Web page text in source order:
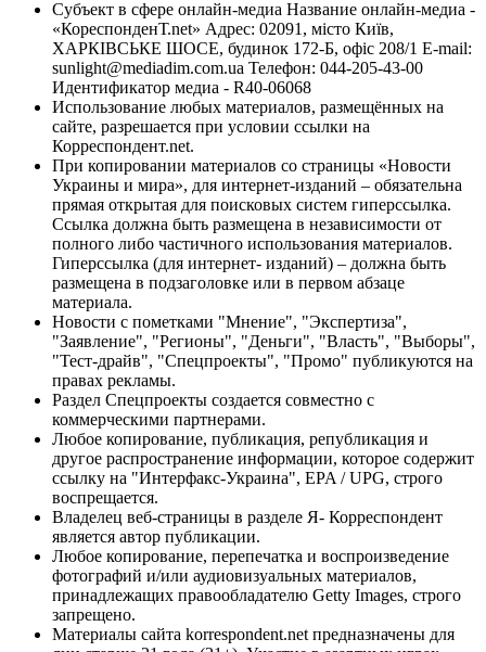
Субъект в сфере онлайн-медиа Название онлайн-медиа -
«КореспонденТ.net» Адрес: 02091, місто Київ,
ХАРКІВСЬКЕ ШОСЕ, будинок 172-Б, офіс 208/1 E-mail:
sunlight@mediadim.com.ua Телефон: 044-205-43-00
Идентификатор медиа - R40-06068
Использование любых материалов, размещённых на
сайте, разрешается при условии ссылки на
Корреспондент.net.
При копировании материалов со страницы «Новости
Украины и мира», для интернет-изданий – обязательна
прямая открытая для поисковых систем гиперссылка.
Ссылка должна быть размещена в независимости от
полного либо частичного использования материалов.
Гиперссылка (для интернет- изданий) – должна быть
размещена в подзаголовке или в первом абзаце
материала.
Новости с пометками "Мнение", "Экспертиза",
"Заявление", "Регионы", "Деньги", "Власть", "Выборы",
"Тест-драйв", "Спецпроекты", "Промо" публикуются на
правах рекламы.
Раздел Спецпроекты создается совместно с
коммерческими партнерами.
Любое копирование, публикация, републикация и
другое распространение информации, которое содержит
ссылку на "Интерфакс-Украина", EPA / UPG, строго
воспрещается.
Владелец веб-страницы в разделе Я- Корреспондент
является автор публикации.
Любое копирование, перепечатка и воспроизведение
фотографий и/или аудиовизуальных материалов,
принадлежащих правообладателю Getty Images, строго
запрещено.
Материалы сайта korrespondent.net предназначены для